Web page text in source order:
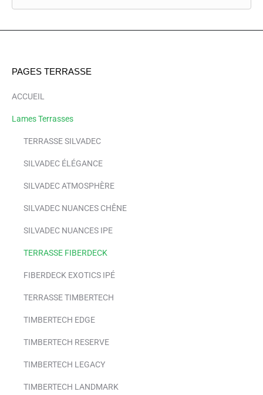
PAGES TERRASSE
ACCUEIL
Lames Terrasses
TERRASSE SILVADEC
SILVADEC ÉLÉGANCE
SILVADEC ATMOSPHÈRE
SILVADEC NUANCES CHÊNE
SILVADEC NUANCES IPE
TERRASSE FIBERDECK
FIBERDECK EXOTICS IPÉ
TERRASSE TIMBERTECH
TIMBERTECH EDGE
TIMBERTECH RESERVE
TIMBERTECH LEGACY
TIMBERTECH LANDMARK